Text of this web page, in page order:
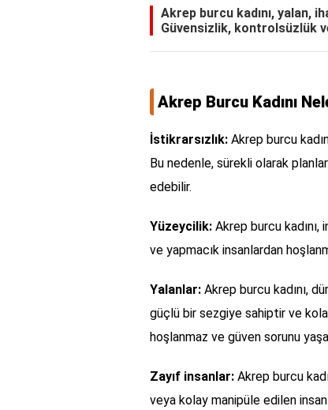
Akrep burcu kadını, yalan,
Güvensizlik, kontrolsüzlük
Akrep Burcu Kadını
İstikrarsızlık: Akrep burcu
Bu nedenle, sürekli olarak
edebilir.
Yüzeycilik: Akrep burcu
ve yapmacık insanlardan
Yalanlar: Akrep burcu kadını,
güçlü bir sezgiye sahiptir ve
hoşlanmaz ve güven sorunu
Zayıf insanlar: Akrep burcu
veya kolay manipüle edilen